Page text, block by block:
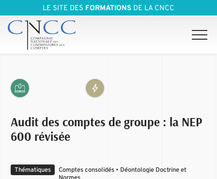
LE SITE DES FORMATIONS DE LA CNCC
Audit des comptes de groupe : la NEP
600 révisée
Thématiques
Comptes consolidés • Déontologie Doctrine et